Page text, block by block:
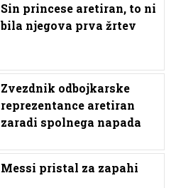
Sin princese aretiran, to ni
bila njegova prva žrtev
Zvezdnik odbojkarske
reprezentance aretiran
zaradi spolnega napada
Messi pristal za zapahi